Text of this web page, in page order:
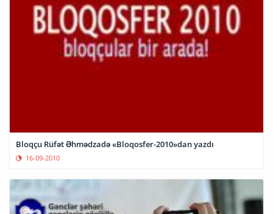
Bloqçu Rüfət Əhmədzadə «Bloqosfer-2010»dan yazdı
16-09-2010